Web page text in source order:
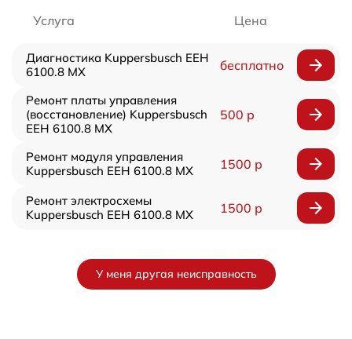
Услуга Цена
Диагностика Kuppersbusch EEH
6100.8 MX
бесплатно
Ремонт платы управления
(восстановление) Kuppersbusch
EEH 6100.8 MX
500 р
Ремонт модуля управления
Kuppersbusch EEH 6100.8 MX
1500 р
Ремонт электросхемы
Kuppersbusch EEH 6100.8 MX
1500 р
У меня другая неисправность